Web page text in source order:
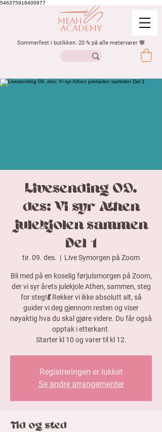
546375918400977
Sommerfest i butikken. 20 % på alle metervarer 🌸
Livesending 09.
des: Vi syr Athen
julekjolen sammen
Del 1
tir. 09. des.
  |
Live Symorgen på Zoom
Bli med på en koselig førjulsmorgen på Zoom,
der vi syr årets julekjole Athen, sammen, steg
for steg!💃 Rekker vi ikke absolutt alt, så
guider vi deg gjennom resten og viser
nøyaktig hva du skal gjøre videre. Du får også
opptak i etterkant.
Starter kl 10 og varer til kl 12.
Registreringen er lukket
Se andre arrangementer
Tid og sted